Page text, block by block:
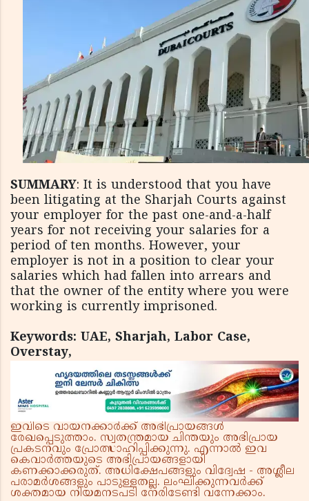
SUMMARY: It is understood that you have
been litigating at the Sharjah Courts against
your employer for the past one-and-a-half
years for not receiving your salaries for a
period of ten months. However, your
employer is not in a position to clear your
salaries which had fallen into arrears and
that the owner of the entity where you were
working is currently imprisoned.
Keywords: UAE, Sharjah, Labor Case,
Overstay,
ഇവിടെ വായനക്കാർക്ക് അഭിപ്രായങ്ങൾ
രേഖപ്പെടുത്താം. സ്വതന്ത്രമായ ചിന്തയും അഭിപ്രായ
പ്രകടനവും പ്രോത്സാഹിപ്പിക്കുന്നു. എന്നാൽ ഇവ
കെവാർത്തയുടെ അഭിപ്രായങ്ങളായി
കണക്കാക്കരുത്. അധിക്ഷേപങ്ങളും വിദ്വേഷ - അശ്ലീല
പരാമർശങ്ങളും പാടുള്ളതല്ല. ലംഘിക്കുന്നവർക്ക്
ശക്തമായ നിയമനടപടി നേരിടേണ്ടി വന്നേക്കാം.